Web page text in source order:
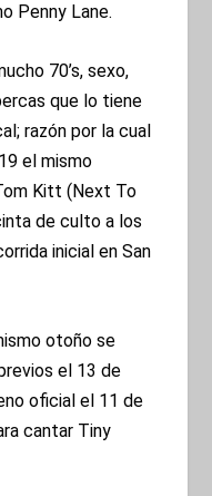
Penny Lane.
70’s, sexo,
que lo tiene
razón por la cual
el mismo
Kitt (Next To
de culto a los
inicial en San
otoño se
el 13 de
oficial el 11 de
cantar Tiny